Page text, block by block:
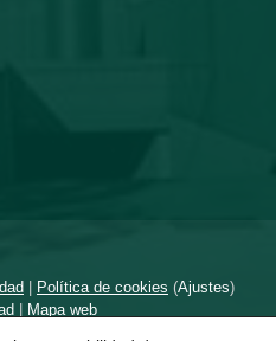
| Política de cookies (Ajustes)
| Mapa web